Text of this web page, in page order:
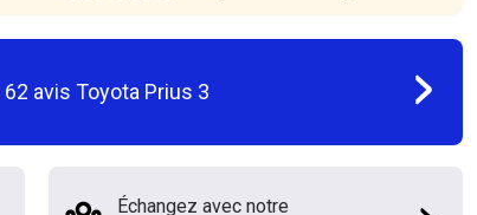
62 avis Toyota Prius 3
Échangez avec notre